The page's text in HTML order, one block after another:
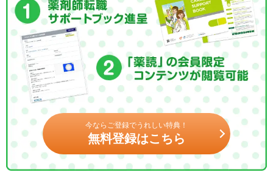
今ならご登録でうれしい特典！
無料登録はこちら